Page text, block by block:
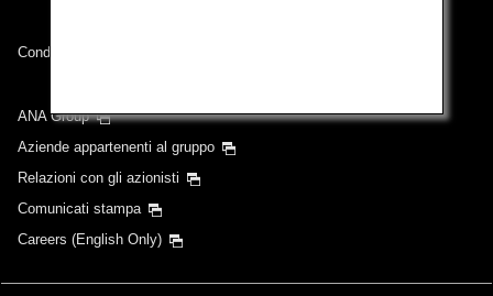
Condizioni di trasporto
ANA Group
Aziende appartenenti al gruppo
Relazioni con gli azionisti
Comunicati stampa
Careers (English Only)